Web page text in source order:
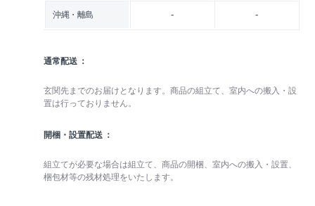
沖縄・離島 - -
通常配送
玄関先までのお届けとなります。商品の組立て、室内への搬入・設
置は行っておりません。
開梱・設置配送
組立てが必要な場合は組立て、商品の開梱、室内への搬入・設置、
梱包材等の残材処理をいたします。